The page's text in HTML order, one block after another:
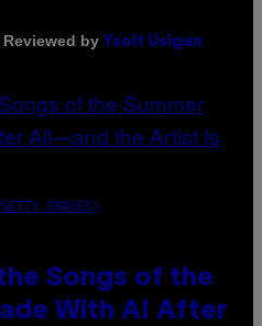
Reviewed by Ysolt Usigan
IMAGES)
Songs of the
With AI After